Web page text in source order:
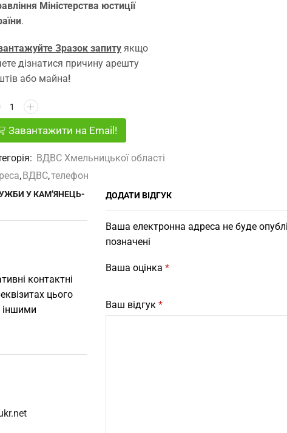
Міністерства юстиції
.
Зразок запитуякщо
дізнатися причину арешту
або майна!
Завантажити на Email!
ВДВС Хмельницької області
, ВДВС,телефон
У КАМ’ЯНЕЦЬ-
контактні
цього
іншими
ДОДАТИ ВІДГУК
Ваша електронна адреса не буде
позначені
Ваша оцінка *
Ваш відгук *